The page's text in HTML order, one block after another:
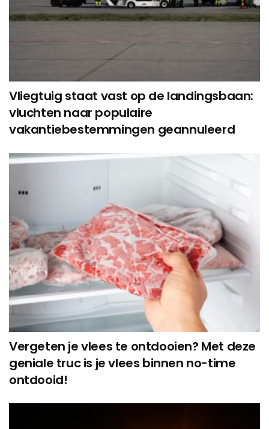
Vliegtuig staat vast op de landingsbaan:
vluchten naar populaire
vakantiebestemmingen geannuleerd
Vergeten je vlees te ontdooien? Met deze
geniale truc is je vlees binnen no-time
ontdooid!